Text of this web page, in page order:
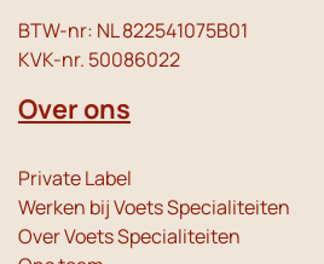
BTW-nr: NL 822541075B01
KVK-nr. 50086022
Over ons
Private Label
Werken bij Voets Specialiteiten
Over Voets Specialiteiten